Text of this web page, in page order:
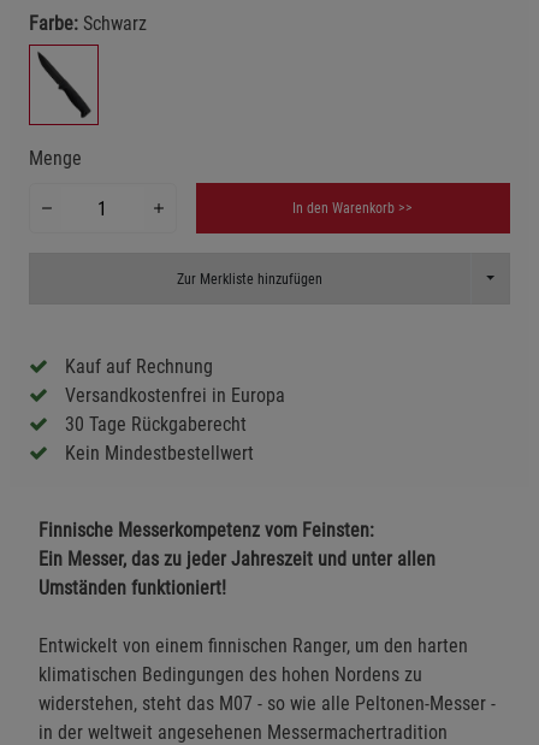
Farbe: Schwarz
Menge
In den Warenkorb >>
Zur Merkliste hinzufügen Toggle
Kauf auf Rechnung
Versandkostenfrei in Europa
30 Tage Rückgaberecht
Kein Mindestbestellwert
Finnische Messerkompetenz vom Feinsten:
Ein Messer, das zu jeder Jahreszeit und unter allen
Umständen funktioniert!
Entwickelt von einem finnischen Ranger, um den harten
klimatischen Bedingungen des hohen Nordens zu
widerstehen, steht das M07 - so wie alle Peltonen-Messer -
in der weltweit angesehenen Messermachertradition